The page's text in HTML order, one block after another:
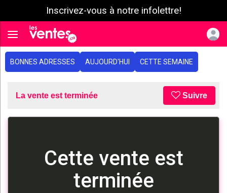
Inscrivez-vous à notre infolettre!
Toggle navigation
BONNES ADRESSES AUJOURD'HUI CETTE SEMAINE
La vente est terminée Suivre
Cette vente est
terminée